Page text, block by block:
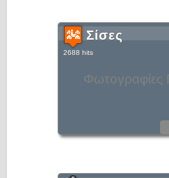
Φωτογραφίες
Σίσες
2688 hits